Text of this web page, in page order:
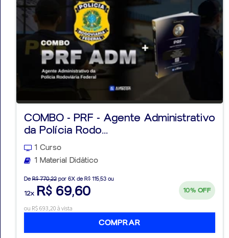
COMBO - PRF - Agente Administrativo
da Polícia Rodo...
1 Curso
1 Material Didático
De R$ 770,22 por 6X de R$ 115,53 ou
12x R$ 69,60 10% OFF
ou R$ 693,20 à vista
COMPRAR